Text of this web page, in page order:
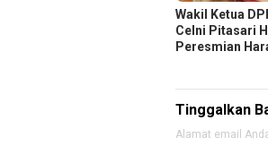
Wakil Ketua
Celni Pitasari
Peresmian
Tinggalkan
Alamat email